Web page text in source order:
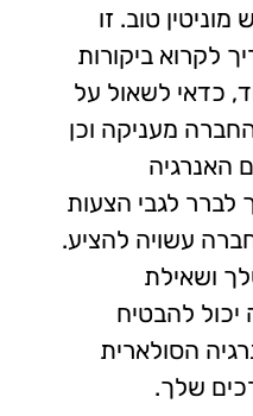
טוב. זו
לקרוא ביקורות
כדאי לשאול על
מעניקה וכן
האנרגיה
לברר לגבי הצעות
עשויה להציע.
ושאילת
להבטיח
הסולארית
שלך.